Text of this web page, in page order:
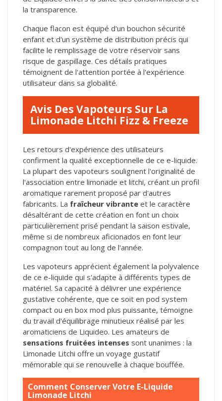
la transparence.
Chaque flacon est équipé d'un bouchon sécurité
enfant et d'un système de distribution précis qui
facilite le remplissage de votre réservoir sans
risque de gaspillage. Ces détails pratiques
témoignent de l'attention portée à l'expérience
utilisateur dans sa globalité.
Avis Des Vapoteurs Sur La
Limonade Litchi Fizz & Freeze
Les retours d'expérience des utilisateurs
confirment la qualité exceptionnelle de ce e-liquide.
La plupart des vapoteurs soulignent l'originalité de
l'association entre limonade et litchi, créant un profil
aromatique rarement proposé par d'autres
fabricants. La fraîcheur vibrante et le caractère
désaltérant de cette création en font un choix
particulièrement prisé pendant la saison estivale,
même si de nombreux aficionados en font leur
compagnon tout au long de l'année.
Les vapoteurs apprécient également la polyvalence
de ce e-liquide qui s'adapte à différents types de
matériel. Sa capacité à délivrer une expérience
gustative cohérente, que ce soit en pod system
compact ou en box mod plus puissante, témoigne
du travail d'équilibrage minutieux réalisé par les
aromaticiens de Liquideo. Les amateurs de
sensations fruitées intenses sont unanimes : la
Limonade Litchi offre un voyage gustatif
mémorable qui se renouvelle à chaque bouffée.
Comment Conserver Votre E-Liquide
Limonade Litchi